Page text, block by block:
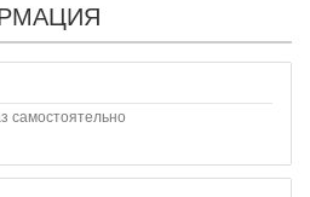
самостоятельно